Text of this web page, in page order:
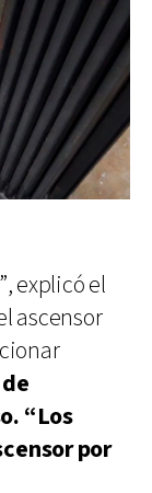
explicó el
ascensor
“Los
por